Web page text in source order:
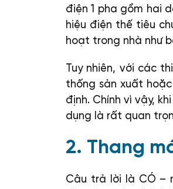
điện 1 pha gồm hai
hiệu điện thế tiêu
hoạt trong nhà như
Tuy nhiên, với các
thống sản xuất
định. Chính vì vậy,
dụng là rất quan
2. Thang
Câu trả lời là CÓ –